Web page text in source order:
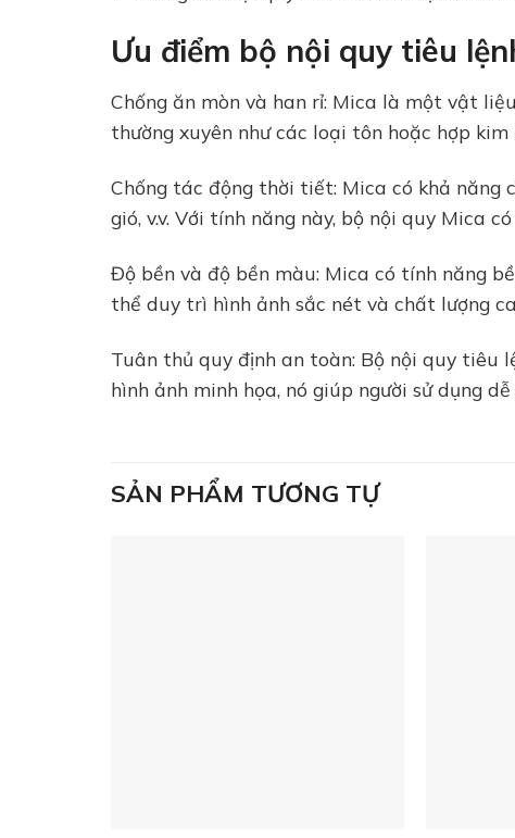
Ưu điểm bộ nội quy tiêu
Chống ăn mòn và han rỉ: Mica là một vật
thường xuyên như các loại tôn hoặc hợp
Chống tác động thời tiết: Mica có khả năng
gió, v.v. Với tính năng này, bộ nội quy Mica
Độ bền và độ bền màu: Mica có tính năng
thể duy trì hình ảnh sắc nét và chất lượng
Tuân thủ quy định an toàn: Bộ nội quy tiêu
hình ảnh minh họa, nó giúp người sử dụng
SẢN PHẨM TƯƠNG TỰ